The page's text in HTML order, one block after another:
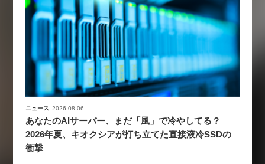
ニュース 2026.08.06
あなたのAIサーバー、まだ「風」で冷やしてる？
2026年夏、キオクシアが打ち立てた直接液冷SSDの
衝撃